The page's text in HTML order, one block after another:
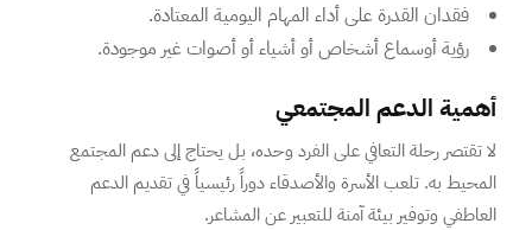
فقدان القدرة على أداء المهام اليومية المعتادة.
رؤية أوسماع أشخاص أو أشياء أو أصوات غير موجودة.
أهمية الدعم المجتمعي
لا تقتصر رحلة التعافي على الفرد وحده، بل يحتاج إلى دعم المجتمع
المحيط به. تلعب الأسرة والأصدقاء دوراً رئيسياً في تقديم الدعم
العاطفي وتوفير بيئة آمنة للتعبير عن المشاعر.